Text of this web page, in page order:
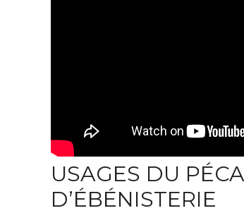
USAGES DU
D’ÉBÉNISTERIE